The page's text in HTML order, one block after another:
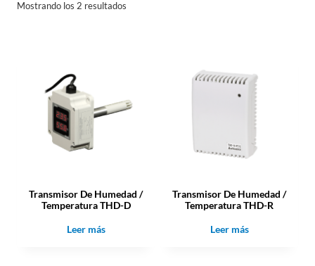
Mostrando los 2 resultados
Transmisor De Humedad /
Temperatura THD-D
Leer más
Transmisor De Humedad /
Temperatura THD-R
Leer más